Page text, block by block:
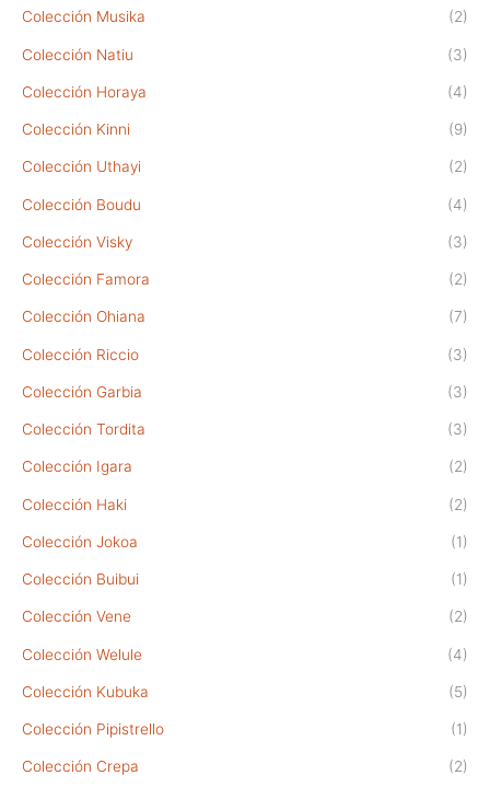
Colección Musika (2)
Colección Natiu (3)
Colección Horaya (4)
Colección Kinni (9)
Colección Uthayi (2)
Colección Boudu (4)
Colección Visky (3)
Colección Famora (2)
Colección Ohiana (7)
Colección Riccio (3)
Colección Garbia (3)
Colección Tordita (3)
Colección Igara (2)
Colección Haki (2)
Colección Jokoa (1)
Colección Buibui (1)
Colección Vene (2)
Colección Welule (4)
Colección Kubuka (5)
Colección Pipistrello (1)
Colección Crepa (2)